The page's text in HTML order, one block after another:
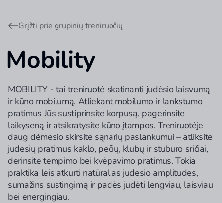
Grįžti prie grupinių treniruočių
Mobility
MOBILITY - tai treniruotė skatinanti judėsio laisvumą
ir kūno mobilumą. Atliekant mobilumo ir lankstumo
pratimus Jūs sustiprinsite korpusą, pagerinsite
laikyseną ir atsikratysite kūno įtampos. Treniruotėje
daug dėmesio skirsite sąnarių paslankumui – atliksite
judesių pratimus kaklo, pečių, klubų ir stuburo sričiai,
derinsite tempimo bei kvėpavimo pratimus. Tokia
praktika leis atkurti natūralias judesio amplitudes,
sumažins sustingimą ir padės judėti lengviau, laisviau
bei energingiau.